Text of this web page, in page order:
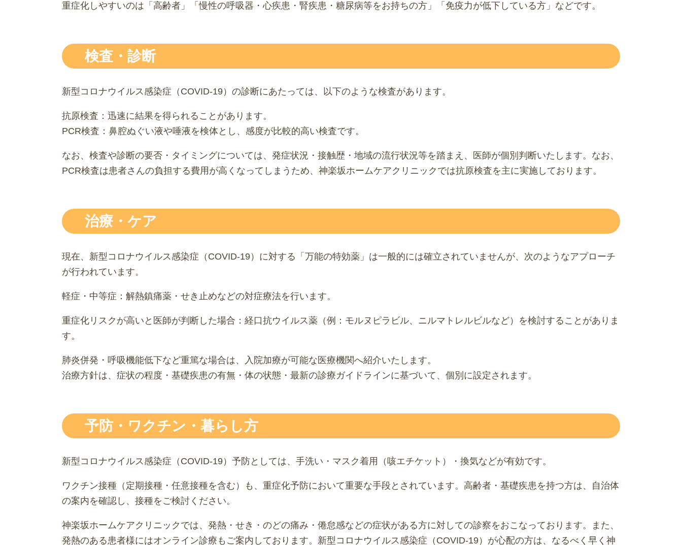
重症化しやすいのは「高齢者」「慢性の呼吸器・心疾患・腎疾患・糖尿病等をお持ちの方」「免疫力が低下している方」などです。
検査・診断
新型コロナウイルス感染症（COVID-19）の診断にあたっては、以下のような検査があります。
抗原検査：迅速に結果を得られることがあります。
PCR検査：鼻腔ぬぐい液や唾液を検体とし、感度が比較的高い検査です。
なお、検査や診断の要否・タイミングについては、発症状況・接触歴・地域の流行状況等を踏まえ、医師が個別判断いたします。なお、
PCR検査は患者さんの負担する費用が高くなってしまうため、神楽坂ホームケアクリニックでは抗原検査を主に実施しております。
治療・ケア
現在、新型コロナウイルス感染症（COVID-19）に対する「万能の特効薬」は一般的には確立されていませんが、次のようなアプローチ
が行われています。
軽症・中等症：解熱鎮痛薬・せき止めなどの対症療法を行います。
重症化リスクが高いと医師が判断した場合：経口抗ウイルス薬（例：モルヌピラビル、ニルマトレルビルなど）を検討することがありま
す。
肺炎併発・呼吸機能低下など重篤な場合は、入院加療が可能な医療機関へ紹介いたします。
治療方針は、症状の程度・基礎疾患の有無・体の状態・最新の診療ガイドラインに基づいて、個別に設定されます。
予防・ワクチン・暮らし方
新型コロナウイルス感染症（COVID-19）予防としては、手洗い・マスク着用（咳エチケット）・換気などが有効です。
ワクチン接種（定期接種・任意接種を含む）も、重症化予防において重要な手段とされています。高齢者・基礎疾患を持つ方は、自治体
の案内を確認し、接種をご検討ください。
神楽坂ホームケアクリニックでは、発熱・せき・のどの痛み・倦怠感などの症状がある方に対しての診察をおこなっております。また、
発熱のある患者様にはオンライン診療もご案内しております。新型コロナウイルス感染症（COVID-19）が心配の方は、なるべく早く神